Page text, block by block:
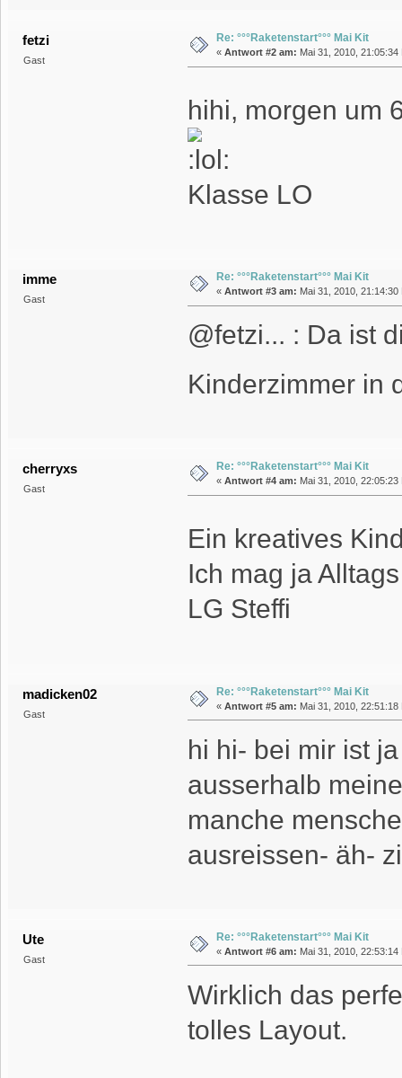
fetzi
Gast
Re: °°°Raketenstart°°° Mai Kit
« Antwort #2 am: Mai 31, 2010, 21:05:34
hihi, morgen um
Klasse LO
imme
Gast
Re: °°°Raketenstart°°° Mai Kit
« Antwort #3 am: Mai 31, 2010, 21:14:30
@fetzi... : Da ist
Kinderzimmer in
cherryxs
Gast
Re: °°°Raketenstart°°° Mai Kit
« Antwort #4 am: Mai 31, 2010, 22:05:23
Ein kreatives
Ich mag ja
LG Steffi
madicken02
Gast
Re: °°°Raketenstart°°° Mai Kit
« Antwort #5 am: Mai 31, 2010, 22:51:18
hi hi- bei mir ist
ausserhalb
manche
ausreissen- äh-
Ute
Gast
Re: °°°Raketenstart°°° Mai Kit
« Antwort #6 am: Mai 31, 2010, 22:53:14
Wirklich das
tolles Layout.